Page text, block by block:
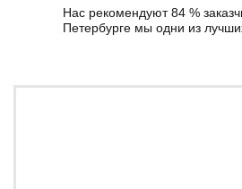
Нас рекомендуют 84 %
Петербурге мы одни из